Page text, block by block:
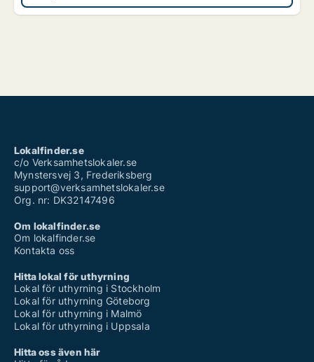
Lokalfinder.se
c/o Verksamhetslokaler.se
Mynstersvej 3, Frederiksberg
support@verksamhetslokaler.se
Org. nr: DK32147496
Om lokalfinder.se
Om lokalfinder.se
Kontakta oss
Hitta lokal för uthyrning
Lokal för uthyrning i Stockholm
Lokal för uthyrning Göteborg
Lokal för uthyrning i Malmö
Lokal för uthyrning i Uppsala
Hitta oss även här